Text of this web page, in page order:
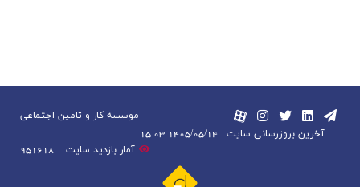
موسسه کار و تامین اجتماعی
آخرین بروزرسانی سایت : 1405/05/14 15:03
آمار بازدید سایت : 951618